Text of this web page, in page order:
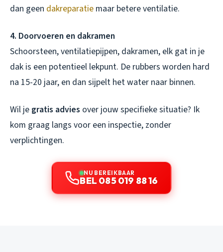
dan geen dakreparatie maar betere ventilatie.
4. Doorvoeren en dakramen
Schoorsteen, ventilatiepijpen, dakramen, elk gat in je
dak is een potentieel lekpunt. De rubbers worden hard
na 15-20 jaar, en dan sijpelt het water naar binnen.
Wil je gratis advies over jouw specifieke situatie? Ik
kom graag langs voor een inspectie, zonder
verplichtingen.
NU BEREIKBAAR
BEL 085 019 88 16